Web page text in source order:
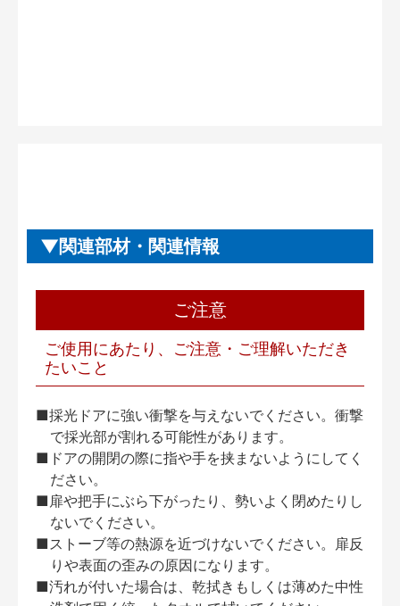
関連部材・関連情報
ご注意
ご使用にあたり、ご注意・ご理解いただき
たいこと
■採光ドアに強い衝撃を与えないでください。衝撃
で採光部が割れる可能性があります。
■ドアの開閉の際に指や手を挟まないようにしてく
ださい。
■扉や把手にぶら下がったり、勢いよく閉めたりし
ないでください。
■ストーブ等の熱源を近づけないでください。扉反
りや表面の歪みの原因になります。
■汚れが付いた場合は、乾拭きもしくは薄めた中性